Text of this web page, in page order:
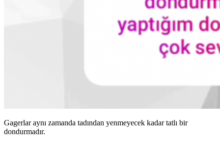
Gagerlar aynı zamanda tadından yenmeyecek kadar tatlı bir
dondurmadır.